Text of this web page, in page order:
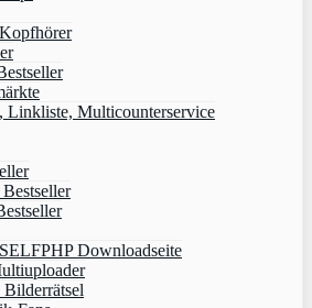
Linkliste, Multicounterservice
Downloadseite
Bilderrätsel